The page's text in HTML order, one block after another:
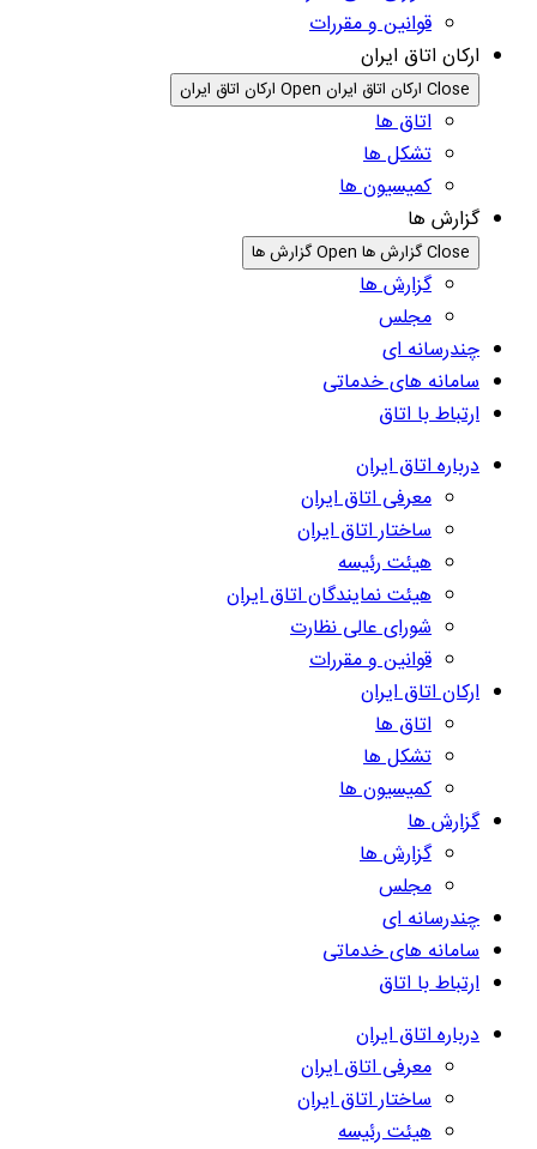
قوانین و مقررات
ارکان اتاق ایران
Close ارکان اتاق ایران Open ارکان اتاق ایران
اتاق ها
تشکل ها
کمیسیون ها
گزارش ها
Close گزارش ها Open گزارش ها
گزارش ها
مجلس
چندرسانه ای
سامانه های خدماتی
ارتباط با اتاق
درباره اتاق ایران
معرفی اتاق ایران
ساختار اتاق ایران
هیئت رئیسه
هیئت نمایندگان اتاق ایران
شورای عالی نظارت
قوانین و مقررات
ارکان اتاق ایران
اتاق ها
تشکل ها
کمیسیون ها
گزارش ها
گزارش ها
مجلس
چندرسانه ای
سامانه های خدماتی
ارتباط با اتاق
درباره اتاق ایران
معرفی اتاق ایران
ساختار اتاق ایران
هیئت رئیسه